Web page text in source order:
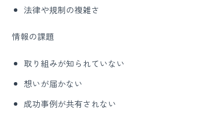
法律や規制の複雑さ
情報の課題
取り組みが知られていない
想いが届かない
成功事例が共有されない